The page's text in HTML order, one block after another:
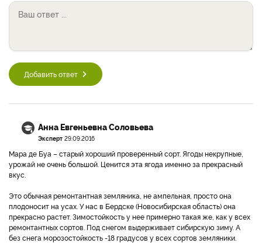
Добавить ответ
Анна Евгеньевна Соловьева
Эксперт 29.09.2016
Мара де Буа – старый хороший проверенный сорт. Ягоды некрупные,
урожай не очень большой. Ценится эта ягода именно за прекрасный
вкус.
Это обычная ремонтантная земляника, не ампельная, просто она
плодоносит на усах. У нас в Бердске (Новосибирская область) она
прекрасно растет. Зимостойкость у нее примерно такая же, как у всех
ремонтантных сортов. Под снегом выдерживает сибирскую зиму. А
без снега морозостойкость -18 градусов у всех сортов земляники.